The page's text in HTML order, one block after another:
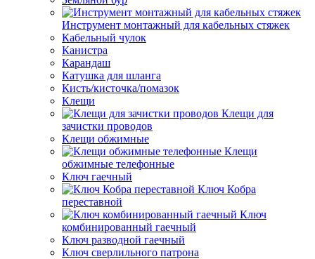
Инструмент монтажный для кабельных стяжек
Кабельный чулок
Канистра
Карандаш
Катушка для шланга
Кисть/кисточка/помазок
Клещи
Клещи для
зачистки проводов
Клещи обжимные
Клещи
обжимные телефонные
Ключ гаечный
Ключ Кобра
переставной
Ключ
комбинированный гаечный
Ключ разводной гаечный
Ключ сверлильного патрона